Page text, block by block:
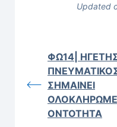
Updated
ΦΩ14|
ΣΗΜΑΙΝΕΙ
ΟΝΤΟΤΗΤΑ